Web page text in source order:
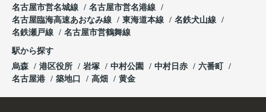
名古屋市営名城線
名古屋市営名港線
名古屋臨海高速あおなみ線
東海道本線
名鉄犬山線
名鉄瀬戸線
名古屋市営鶴舞線
駅から探す
烏森
港区役所 岩塚 中村公園 中村日赤
六番町
名古屋港
築地口 高畑 黄金